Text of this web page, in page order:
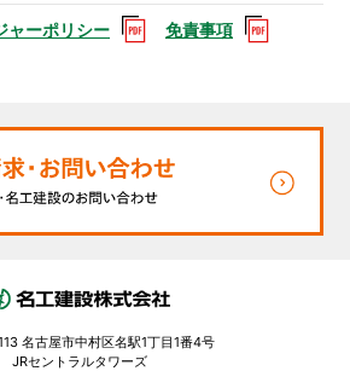
ャーポリシー 免責事項
名古屋市中村区名駅1丁目1番4号
JRセントラルタワーズ